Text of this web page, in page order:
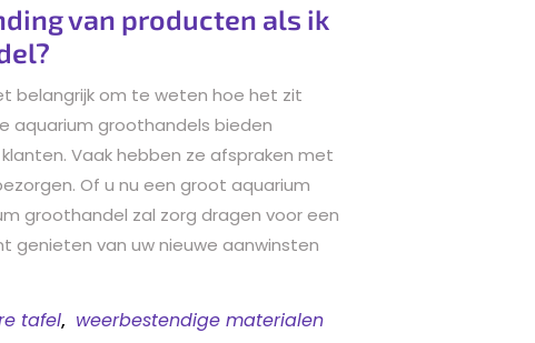
van producten als ik
belangrijk om te weten hoe het zit
aquarium groothandels bieden
Vaak hebben ze afspraken met
Of u nu een groot aquarium
groothandel zal zorg dragen voor een
genieten van uw nieuwe aanwinsten
tafel, weerbestendige materialen